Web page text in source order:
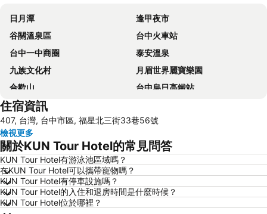
日月潭
逢甲夜市
谷關溫泉區
台中火車站
台中一中商圈
泰安溫泉
九族文化村
月眉世界麗寶樂園
合歡山
台中烏日高鐵站
東海藝術商圈
苗栗車站
集集火車站
彰化車站
鹿港天后宮
國立自然科學博物館
大坑風景區
勝興車站
豐原區
大甲鎮瀾宮
東勢林場
中部科學園區台中園區
高美濕地
住宿資訊
407, 台灣, 台中市區, 福星北三街33巷56號
檢視更多
關於KUN Tour Hotel的常見問答
KUN Tour Hotel有游泳池區域嗎？
在KUN Tour Hotel可以攜帶寵物嗎？
KUN Tour Hotel有停車設施嗎？
KUN Tour Hotel的入住和退房時間是什麼時候？
KUN Tour Hotel位於哪裡？